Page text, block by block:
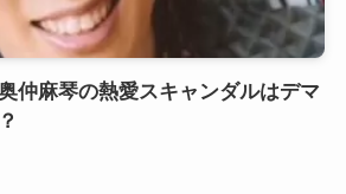
仲麻琴の熱愛スキャンダルはデマ